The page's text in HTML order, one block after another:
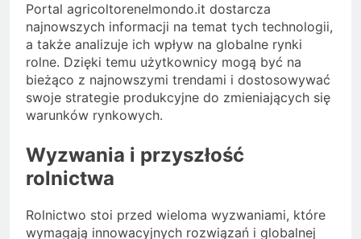
Portal agricoltorenelmondo.it dostarcza
najnowszych informacji na temat tych technologii,
a także analizuje ich wpływ na globalne rynki
rolne. Dzięki temu użytkownicy mogą być na
bieżąco z najnowszymi trendami i dostosowywać
swoje strategie produkcyjne do zmieniających się
warunków rynkowych.
Wyzwania i przyszłość
rolnictwa
Rolnictwo stoi przed wieloma wyzwaniami, które
wymagają innowacyjnych rozwiązań i globalnej